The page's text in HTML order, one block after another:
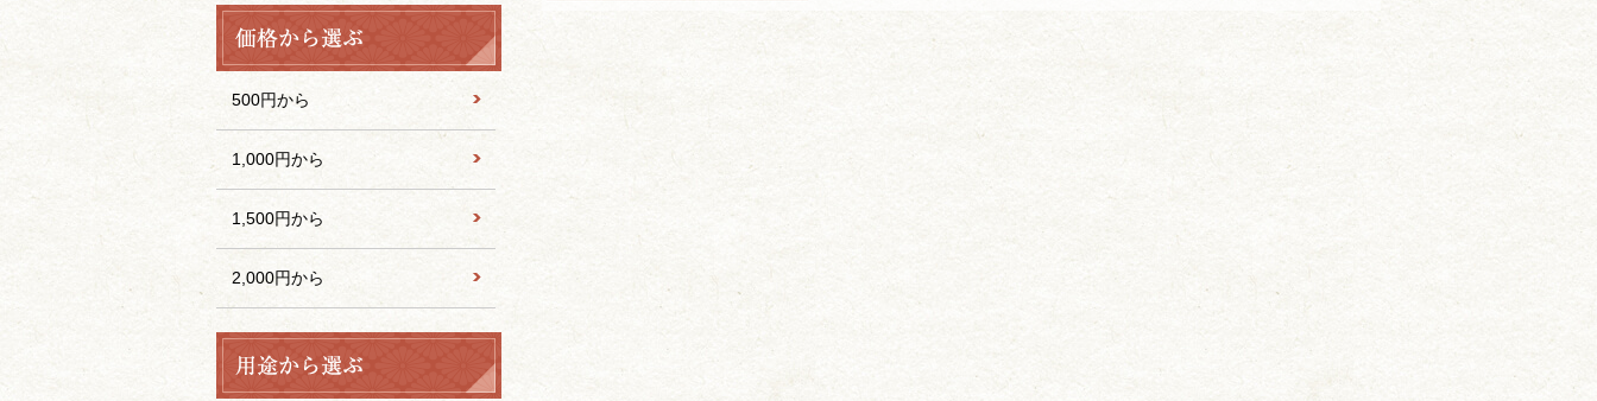
価格から選ぶ
500円から
1,000円から
1,500円から
2,000円から